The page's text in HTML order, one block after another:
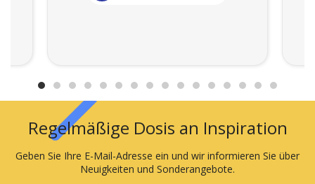
Regelmäßige Dosis an Inspiration
Geben Sie Ihre E-Mail-Adresse ein und wir informieren Sie über
Neuigkeiten und Sonderangebote.